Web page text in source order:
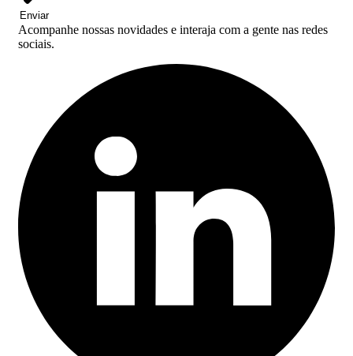
Enviar
Acompanhe nossas novidades e interaja com a gente nas redes
sociais.